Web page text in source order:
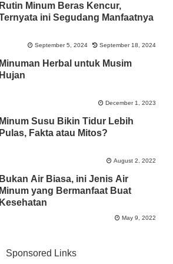
Rutin Minum Beras Kencur,
ini Segudang Manfaatnya
September 5, 2024 September 18, 2024
Minuman Herbal untuk Musim
Hujan
December 1, 2023
Minum Susu Bikin Tidur Lebih
Pulas, Fakta atau Mitos?
August 2, 2022
Bukan Air Biasa, ini Jenis Air
Minum yang Bermanfaat Buat
Kesehatan
May 9, 2022
Sponsored Links